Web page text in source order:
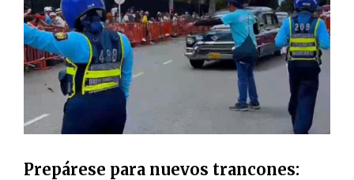
Prepárese para nuevos trancones: